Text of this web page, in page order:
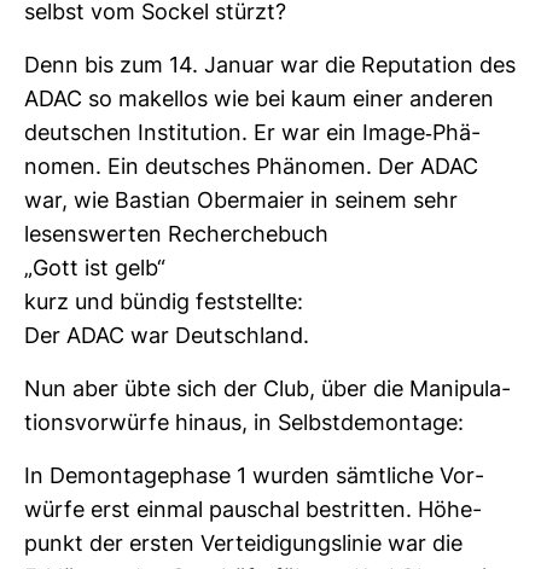
selbst vom Sockel stürzt?
Denn bis zum 14. Januar war die Repu­ta­tion des
ADAC so makellos wie bei kaum einer anderen
deut­schen Insti­tu­tion. Er war ein Image-​Phä­
nomen. Ein deut­sches Phä­nomen. Der ADAC
war, wie Bas­tian Ober­maier in seinem sehr
lesens­werten Recher­che­buch
„Gott ist gelb“
kurz und bündig fest­stellte:
Der ADAC war Deutsch­land.
Nun aber übte sich der Club, über die Mani­pu­la­
ti­ons­vor­würfe hinaus, in Selbst­de­mon­tage:
In Demon­ta­ge­phase 1 wurden sämt­liche Vor­
würfe erst einmal pau­schal bestritten. Höhe­
punkt der ersten Ver­tei­di­gungs­linie war die